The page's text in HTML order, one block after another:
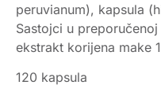
peruvianum), kapsula
Sastojci u
ekstrakt korijena make
120 kapsula